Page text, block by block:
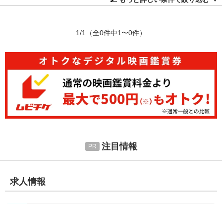
1/1 （全0件中1〜0件）
注目情報
求人情報